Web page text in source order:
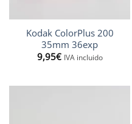
Kodak ColorPlus 200
35mm 36exp
9,95€ IVA incluido